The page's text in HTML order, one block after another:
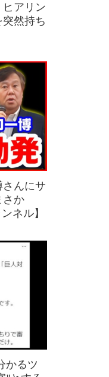
アリン
然持ち
さんにサ
さか
ネル】
かるツ